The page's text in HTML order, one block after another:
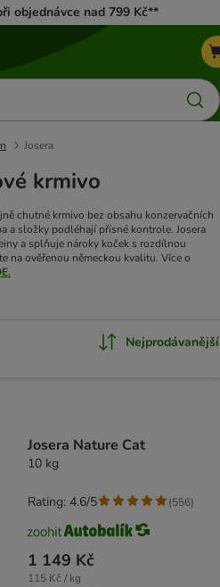
objednávce nad 799 Kč**
Josera
krmivo
chutné krmivo bez obsahu konzervačních
a složky podléhají přísné kontrole. Josera
a splňuje nároky koček s rozdílnou
na ověřenou německou kvalitu. Více o
Nejprodávanější
Josera Nature Cat
10 kg
1 149 Kč
115 Kč / kg
Rating: 4.6/5 (556)